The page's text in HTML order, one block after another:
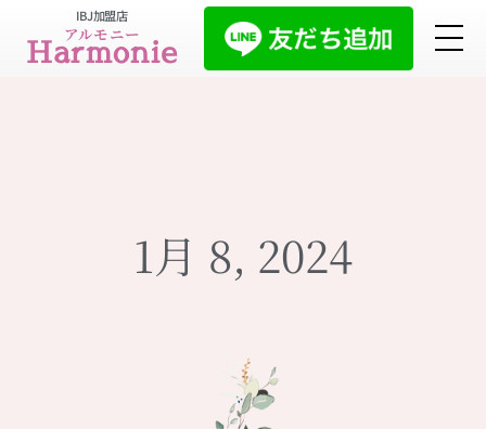
IBJ加盟店
アルモニー
Harmonie
1月 8, 2024